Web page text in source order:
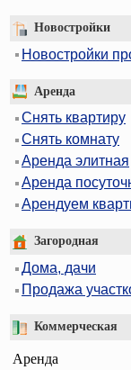
Новостройки
Новостройки
Аренда
Снять квартиру
Снять комнату
Аренда элитная
Аренда
Арендуем
Загородная
Дома, дачи
Продажа
Коммерческая
Аренда